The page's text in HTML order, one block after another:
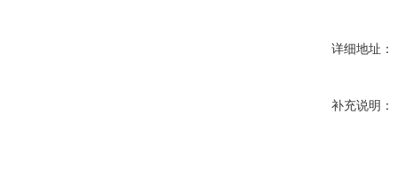
详细地址：
补充说明：